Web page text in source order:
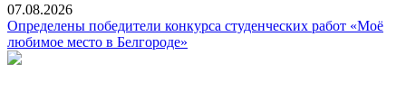
07.08.2026
Определены победители конкурса студенческих работ «Моё
любимое место в Белгороде»